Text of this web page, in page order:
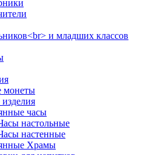
и младших классов
монеты
часы
настольные
настенные
Храмы